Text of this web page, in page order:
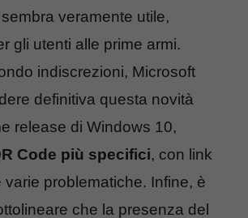
sembra veramente utile,
gli utenti alle prime armi.
indiscrezioni, Microsoft
definitiva questa novità
release di Windows 10,
Code più specifici, con link
varie problematiche. Infine, è
che la presenza del